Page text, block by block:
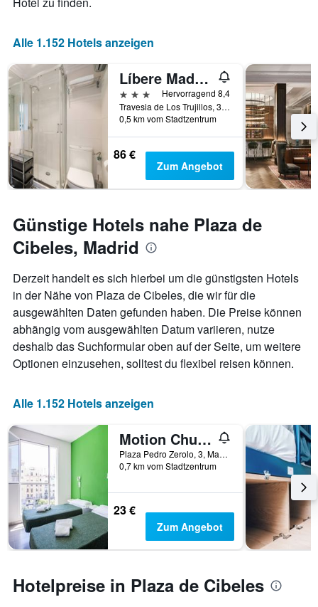
Wochentage
Diagramm
hat
Y-
Achse,
die
den
Zimmerpreis
anzeigt.
Alle 1.152 Hotels anzeigen
Líbere Madrid Palacio Real
3 Sterne
Hervorragend 8,4
Travesia de Los Trujillos, 3, Madrid, Spanien
0,5 km vom Stadtzentrum
86 €
Zum Angebot
Günstige Hotels nahe Plaza de
Cibeles, Madrid
Derzeit handelt es sich hierbei um die günstigsten Hotels
in der Nähe von Plaza de Cibeles, die wir für die
ausgewählten Daten gefunden haben. Die Preise können
abhängig vom ausgewählten Datum variieren, nutze
deshalb das Suchformular oben auf der Seite, um weitere
Optionen einzusehen, solltest du flexibel reisen können.
Alle 1.152 Hotels anzeigen
Motion Chueca
Plaza Pedro Zerolo, 3, Madrid, Spanien
0,7 km vom Stadtzentrum
23 €
Zum Angebot
Hotelpreise in Plaza de Cibeles